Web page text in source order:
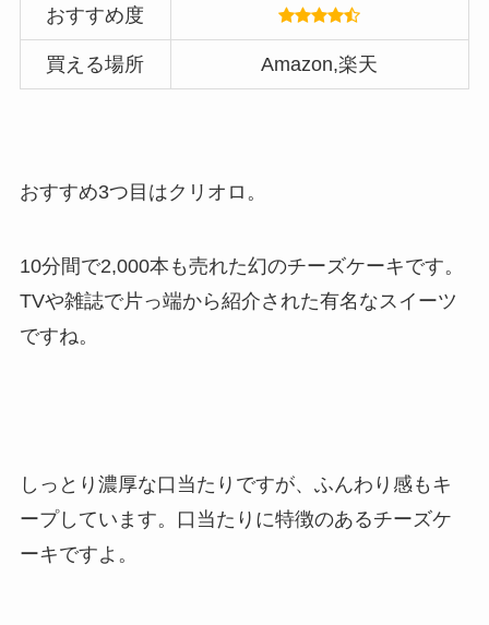
おすすめ度
買える場所 Amazon,楽天
おすすめ3つ目はクリオロ。
10分間で2,000本も売れた幻のチーズケーキです。
TVや雑誌で片っ端から紹介された有名なスイーツ
ですね。
しっとり濃厚な口当たりですが、ふんわり感もキ
ープしています。口当たりに特徴のあるチーズケ
ーキですよ。